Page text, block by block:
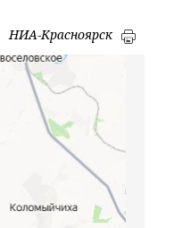
НИА-Красноярск